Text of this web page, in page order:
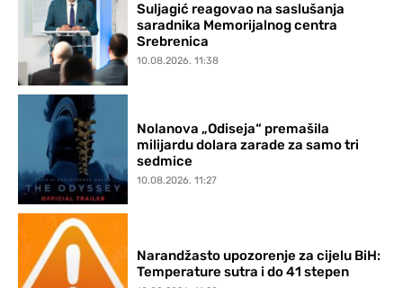
Suljagić reagovao na saslušanja
saradnika Memorijalnog centra
Srebrenica
10.08.2026. 11:38
Nolanova „Odiseja“ premašila
milijardu dolara zarade za samo tri
sedmice
10.08.2026. 11:27
Narandžasto upozorenje za cijelu BiH:
Temperature sutra i do 41 stepen